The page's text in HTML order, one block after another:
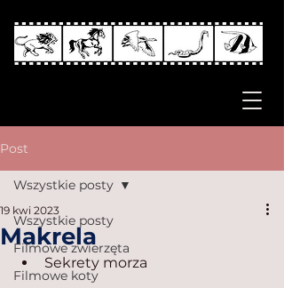
Post
Wszystkie posty
Filmowe zwierzęta
Filmowe koty
Wszystkie posty
Makrela
19 kwi 2023
Sekrety morza